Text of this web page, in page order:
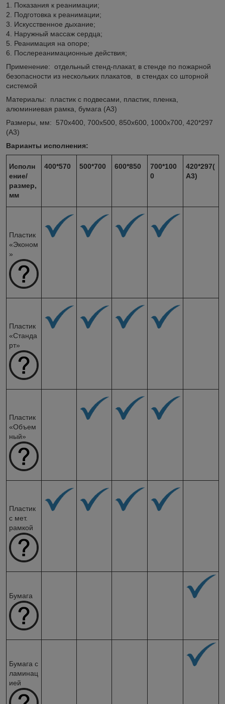
1. Показания к реанимации;
2. Подготовка к реанимации;
3. Искусственное дыхание;
4. Наружный массаж сердца;
5. Реанимация на опоре;
6. Послереанимационные действия;
Применение: отдельный стенд-плакат, в стенде по пожарной
безопасности из нескольких плакатов, в стендах со шторной
системой
Материалы: пластик с подвесами, пластик, пленка,
алюминиевая рамка, бумага (А3)
Размеры, мм: 570х400, 700х500, 850х600, 1000х700, 420*297
(А3)
Варианты исполнения:
Исполн
ение/
размер,
мм
400*570 500*700 600*850
700*100
0
420*297(
А3)
Пластик
«Эконом
»
Пластик
«Станда
рт»
Пластик
«Объем
ный»
Пластик
с мет.
рамкой
Бумага
Бумага с
ламинац
ией